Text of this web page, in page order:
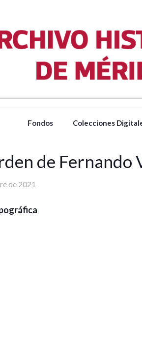
Fondos Colecciones
de
de 2021